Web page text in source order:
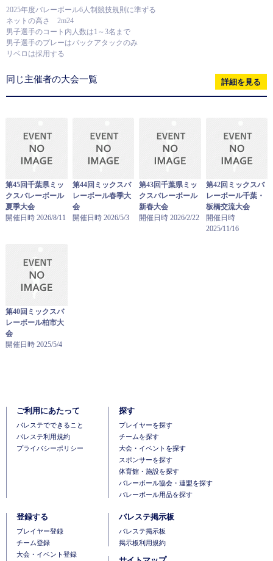
2025年度バレーボール6人制競技規則に準ずる
ネットの高さ 2m24
男子選手のコート内人数は1～3名まで
男子選手のプレーはバックアタックのみ
リベロは採用する
同じ主催者の大会一覧 詳細を見る
第45回千葉県ミッ
クスバレーボール
夏季大会
開催日時 2026/8/11
第44回ミックスバ
レーボール春季大
会
開催日時 2026/5/3
第43回千葉県ミッ
クスバレーボール
新春大会
開催日時 2026/2/22
第42回ミックスバ
レーボール千葉・
板橋交流大会
開催日時
2025/11/16
第40回ミックスバ
レーボール柏市大
会
開催日時 2025/5/4
ご利用にあたって
バレステでできること
バレステ利用規約
プライバシーポリシー
探す
プレイヤーを探す
チームを探す
大会・イベントを探す
スポンサーを探す
体育館・施設を探す
バレーボール協会・連盟を探す
バレーボール用品を探す
登録する
ブレイヤー登録
チーム登録
大会・イベント登録
バレステ掲示板
バレステ掲示板
掲示板利用規約